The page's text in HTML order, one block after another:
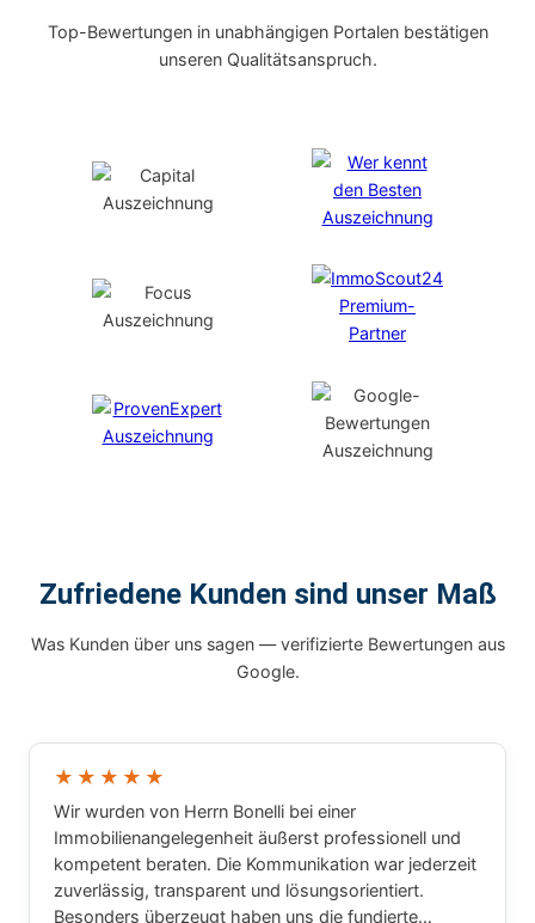
Top-Bewertungen in unabhängigen Portalen bestätigen
unseren Qualitätsanspruch.
Zufriedene Kunden sind unser Maß
Was Kunden über uns sagen — verifizierte Bewertungen aus
Google.
★★★★★
Wir wurden von Herrn Bonelli bei einer
Immobilienangelegenheit äußerst professionell und
kompetent beraten. Die Kommunikation war jederzeit
zuverlässig, transparent und lösungsorientiert.
Besonders überzeugt haben uns die fundierte